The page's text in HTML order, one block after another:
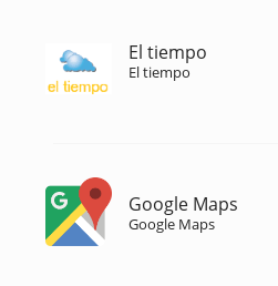
El tiempo
El tiempo
Google Maps
Google Maps